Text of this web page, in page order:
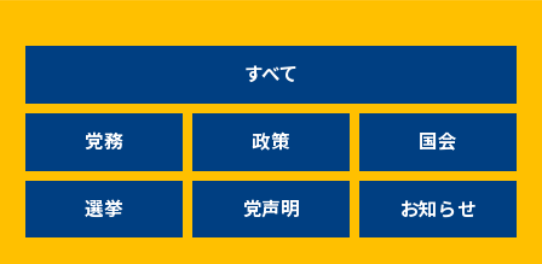
候補者公募
こくみん政治塾
党基本情報
すべて
党務 政策 国会
選挙 党声明 お知らせ